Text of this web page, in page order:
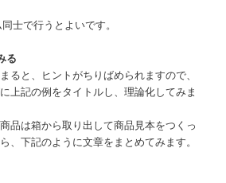
士で行うとよいです。
る
ると、ヒントがちりばめられますので、
上記の例をタイトルし、理論化してみま
品は箱から取り出して商品見本をつくっ
、下記のように文章をまとめてみます。